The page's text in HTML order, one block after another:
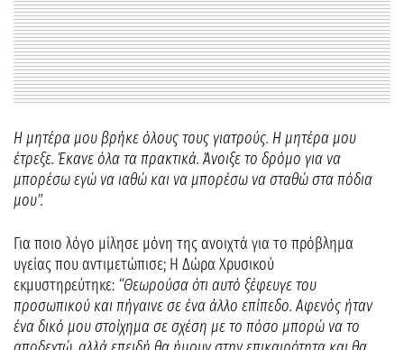
Η μητέρα μου βρήκε όλους τους γιατρούς. Η μητέρα μου
έτρεξε. Έκανε όλα τα πρακτικά. Άνοιξε το δρόμο για να
μπορέσω εγώ να ιαθώ και να μπορέσω να σταθώ στα πόδια
μου”.
Για ποιο λόγο μίλησε μόνη της ανοιχτά για το πρόβλημα
υγείας που αντιμετώπισε; Η Δώρα Χρυσικού
εκμυστηρεύτηκε: “Θεωρούσα ότι αυτό ξέφευγε του
προσωπικού και πήγαινε σε ένα άλλο επίπεδο. Αφενός ήταν
ένα δικό μου στοίχημα σε σχέση με το πόσο μπορώ να το